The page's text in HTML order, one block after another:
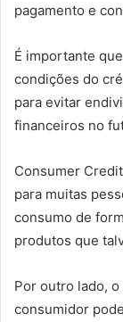
pagamento e
É importante
condições do
para evitar
financeiros no
Consumer
para muitas
consumo de
produtos que
Por outro lado,
consumidor